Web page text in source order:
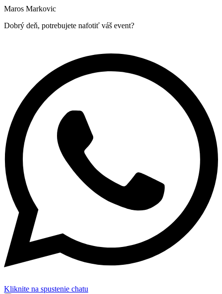
Maros Markovic
Dobrý deň, potrebujete nafotiť váš event?
Kliknite na spustenie chatu